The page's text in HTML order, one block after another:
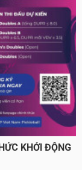
KHỞI ĐỘNG